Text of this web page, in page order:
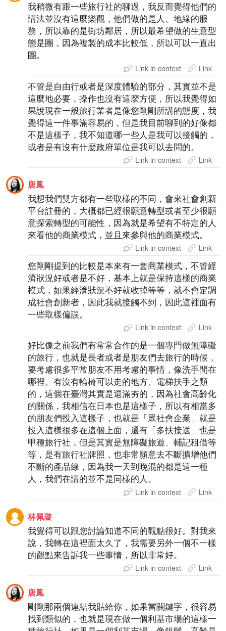
我稍微有跟一些旅行社的聊過，我反而覺得他們的
講法並沒有這麼樂觀，他們做的是人、地緣的服
務，所以靠的是街坊鄰居，所以最希望做的生意型
態是團，因為複製的成本比較低，所以可以一直出
團。
Link in context Link
不管是自由行或者是深度體驗的部分，其實並不是
這麼地必要，操作也沒有這麼方便，所以我覺得如
果說現在一般旅行業者是像您剛剛所講的態度，我
覺得這一件事滿容易的，但是我目前聊到的好像都
不是這樣子，我不知道哪一些人是我可以接觸的，
或者是有沒有什麼政府單位是我可以去問的。
Link in context Link
唐鳳
我想我們雙方都有一些取樣的不同，會來社會創新
平台註冊的，大概都已經很願意轉型或者至少很願
意探索轉型的可能性，因為就是希望有不特定的人
來看他的商業模式，並且來參與他的商業模式。
Link in context Link
您剛剛提到的比較是本來有一套商業模式，不管經
濟狀況好或者是不好，基本上就是保持這樣的商業
模式，如果經濟狀況不好就收掉等等，就不會定調
成社會創新者，因此我就接觸不到，因此這裡面有
一些取樣偏誤。
Link in context Link
好比像之前我們有常常合作的是一個專門做無障礙
的旅行，也就是長者或者是朋友們去旅行的時候，
要考慮很多平常朋友不用考慮的事情，像洗手間在
哪裡、有沒有輪椅可以走的地方、電梯扶手之類
的，這個在臺灣其實是還滿夯的，因為社會高齡化
的關係，我相信在日本也是這樣子，所以有相當多
的朋友們投入這樣子，也就是「眾社會企業」就是
投入這樣很多在這個上面，還有「多扶接送」也是
甲種旅行社，但是其實是無障礙旅遊、輔記租借等
等，是有旅行社牌照，也非常願意去不斷擴增他們
不斷的產品線，因為我一天到晚混的都是這一種
人，我們在講的並不是同樣的人。
Link in context Link
林佩璇
我覺得可以跟您討論知道不同的觀點很好。對我來
說，我轉在這裡面太久了，我需要另外一個不一樣
的觀點來告訴我一些事情，所以非常好。
Link in context Link
唐鳳
剛剛那兩個連結我貼給你，如果當關鍵字，很容易
找到類似的，也就是現在做一個利基市場的這樣一